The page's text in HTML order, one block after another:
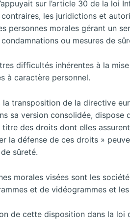
sur l’article 30 de la
les juridictions et
personnes morales gérant un
ou mesures de
difficultés inhérentes à la
à caractère personnel.
la transposition de la directive
sa version consolidée, dispose
titre des droits dont elles
la défense de ces droits »
sûreté.
morales visées sont les
et de vidéogrammes et
de cette disposition dans la loi